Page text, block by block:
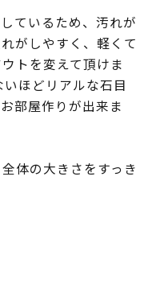
ているため、汚れが
がしやすく、軽くて
トを変えて頂けま
ほどリアルな石目
部屋作りが出来ま
体の大きさをすっき